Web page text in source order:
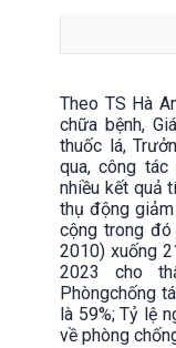
Theo TS Hà
chữa bệnh,
thuốc lá,
qua, công
nhiều kết quả
thụ động
cộng trong
2010) xuống
2023 cho
Phòngchống
là 59%; Tỷ lệ
về phòng